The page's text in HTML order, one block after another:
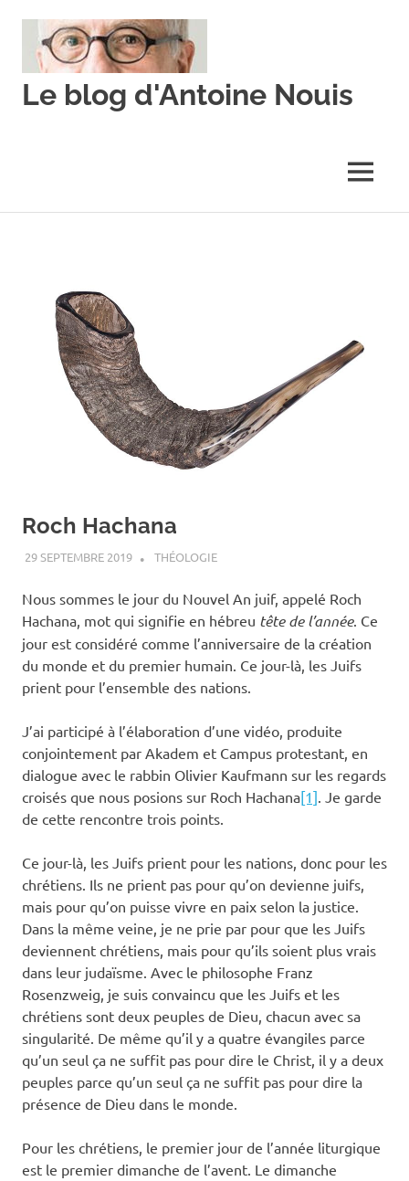
content
Le blog d'Antoine Nouis
MENU
Roch Hachana
29 SEPTEMBRE 2019 ANTOINE NOUIS
THÉOLOGIE
Nous sommes le jour du Nouvel An juif, appelé Roch
Hachana, mot qui signifie en hébreu tête de l’année. Ce
jour est considéré comme l’anniversaire de la création
du monde et du premier humain. Ce jour-là, les Juifs
prient pour l’ensemble des nations.
J’ai participé à l’élaboration d’une vidéo, produite
conjointement par Akadem et Campus protestant, en
dialogue avec le rabbin Olivier Kaufmann sur les regards
croisés que nous posions sur Roch Hachana[1]. Je garde
de cette rencontre trois points.
Ce jour-là, les Juifs prient pour les nations, donc pour les
chrétiens. Ils ne prient pas pour qu’on devienne juifs,
mais pour qu’on puisse vivre en paix selon la justice.
Dans la même veine, je ne prie par pour que les Juifs
deviennent chrétiens, mais pour qu’ils soient plus vrais
dans leur judaïsme. Avec le philosophe Franz
Rosenzweig, je suis convaincu que les Juifs et les
chrétiens sont deux peuples de Dieu, chacun avec sa
singularité. De même qu’il y a quatre évangiles parce
qu’un seul ça ne suffit pas pour dire le Christ, il y a deux
peuples parce qu’un seul ça ne suffit pas pour dire la
présence de Dieu dans le monde.
Pour les chrétiens, le premier jour de l’année liturgique
est le premier dimanche de l’avent. Le dimanche